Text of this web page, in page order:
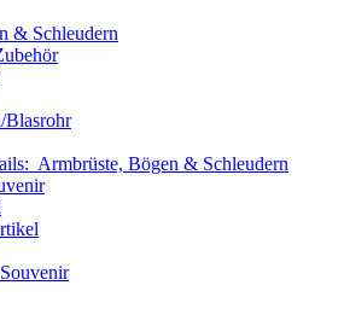
& Schleudern
Blasrohr
Armbrüste, Bögen & Schleudern